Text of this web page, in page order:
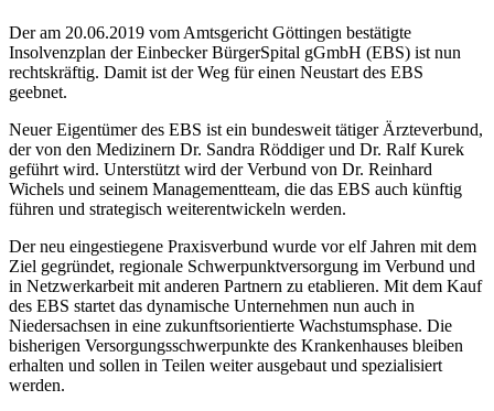
Der am 20.06.2019 vom Amtsgericht Göttingen bestätigte
Insolvenzplan der Einbecker BürgerSpital gGmbH (EBS) ist nun
rechtskräftig. Damit ist der Weg für einen Neustart des EBS
geebnet.
Neuer Eigentümer des EBS ist ein bundesweit tätiger Ärzteverbund,
der von den Medizinern Dr. Sandra Röddiger und Dr. Ralf Kurek
geführt wird. Unterstützt wird der Verbund von Dr. Reinhard
Wichels und seinem Managementteam, die das EBS auch künftig
führen und strategisch weiterentwickeln werden.
Der neu eingestiegene Praxisverbund wurde vor elf Jahren mit dem
Ziel gegründet, regionale Schwerpunktversorgung im Verbund und
in Netzwerkarbeit mit anderen Partnern zu etablieren. Mit dem Kauf
des EBS startet das dynamische Unternehmen nun auch in
Niedersachsen in eine zukunftsorientierte Wachstumsphase. Die
bisherigen Versorgungsschwerpunkte des Krankenhauses bleiben
erhalten und sollen in Teilen weiter ausgebaut und spezialisiert
werden.